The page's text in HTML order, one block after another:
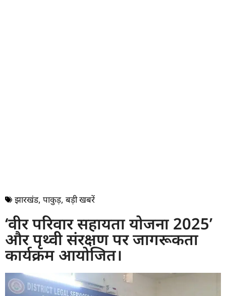
झारखंड, पाकुड़, बड़ी खबरें
‘वीर परिवार सहायता योजना 2025’
और पृथ्वी संरक्षण पर जागरूकता
कार्यक्रम आयोजित।